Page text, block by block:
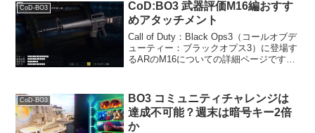
CoD-BO3
CoD:BO3 武器評価M16編おすす
めアタッチメント
Call of Duty：Black Ops3（コールオブデ
ューティー：ブラックオプス3）に登場す
るARのM16についての詳細ページです。
き込み)速度0.25秒ダ...
CoD-BO3
BO3 コミュニティチャレンジは
達成不可能？週末は暗号キー2倍
か